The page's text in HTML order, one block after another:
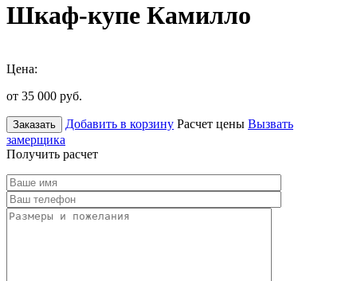
Шкаф-купе Камилло
Цена:
от 35 000 руб.
Заказать Добавить в корзину Расчет цены Вызвать
замерщика
Получить расчет